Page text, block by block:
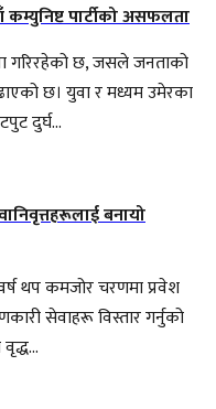
पार्टीको असफलता
गरिरहेको छ, जसले जनताको
छ। युवा र मध्यम उमेरका
दुर्घ...
बनायो
थप कमजोर चरणमा प्रवेश
सेवाहरू विस्तार गर्नुको